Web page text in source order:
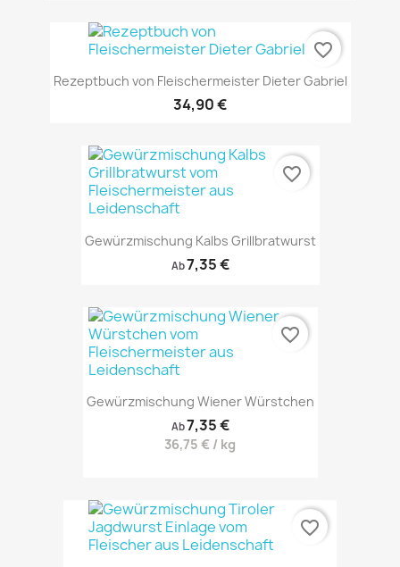
Rezeptbuch von Fleischermeister Dieter Gabriel
34,90 €
favorite_border
Gewürzmischung Kalbs Grillbratwurst
Ab7,35 €
favorite_border
Gewürzmischung Wiener Würstchen
Ab7,35 €
36,75 € / kg
favorite_border
favorite_border